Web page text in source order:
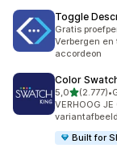
Toggle
Gratis
Verbergen
accordeon
Color
5,0van 5(2.777)
2777 •
VERHOOG
Built for